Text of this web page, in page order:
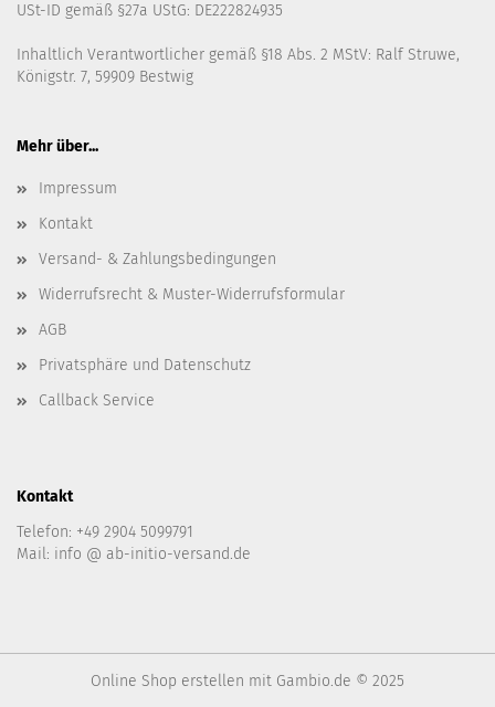
USt-ID gemäß §27a UStG: DE222824935
Inhaltlich Verantwortlicher gemäß §18 Abs. 2 MStV: Ralf Struwe,
Königstr. 7, 59909 Bestwig
Mehr über...
Impressum
Kontakt
Versand- & Zahlungsbedingungen
Widerrufsrecht & Muster-Widerrufsformular
AGB
Privatsphäre und Datenschutz
Callback Service
Kontakt
Telefon: +49 2904 5099791
Mail: info @ ab-initio-versand.de
Online Shop erstellen mit Gambio.de © 2025